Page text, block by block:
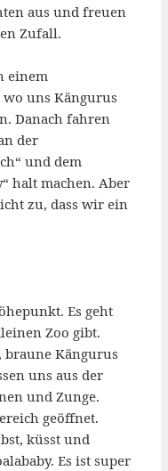
aus und freuen
Zufall.
einem
wo uns Kängurus
Danach fahren
der
und dem
halt machen. Aber
zu, dass wir ein
Es geht
Zoo gibt.
Kängurus
uns aus der
und Zunge.
geöffnet.
küsst und
Es ist super